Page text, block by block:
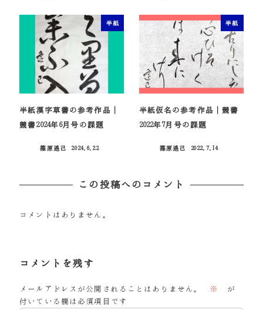
半紙
半紙漢字草書の参考作品｜
競書2024年6月号の課題
篠原遙己
2024.6.22
半紙
半紙仮名の参考作品｜競書
2022年7月号の課題
篠原遙己
2022.7.14
この投稿へのコメント
コメントはありません。
コメントを残す
メールアドレスが公開されることはありません。 ※
が
付いている欄は必須項目です